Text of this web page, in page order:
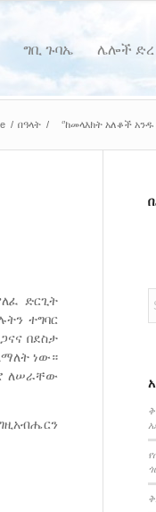
ግቢ ጉባኤ ሌሎች ድረ
/ በዓላት / ‘’ከመላእክት አለቆች
ድርጊት
ተግባር
በደስታ
ነው።
ለሠራቸው